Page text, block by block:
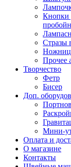
Кнопки
Стразы
Прочее
Творчество
Фетр
Бисер
Доп.
Мини-
Оплата и
О магазине
Контакты